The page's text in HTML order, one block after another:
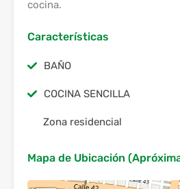
cocina.
Características
BAÑO
COCINA SENCILLA
Zona residencial
Mapa de Ubicación